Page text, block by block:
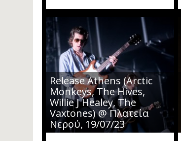
Release Athens (Arctic
Monkeys, The Hives,
Willie J Healey, The
Vaxtones) @ Πλατεία
Νερού, 19/07/23